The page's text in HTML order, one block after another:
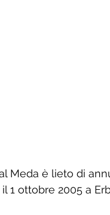
Meda è lieto di
1 ottobre 2005 a